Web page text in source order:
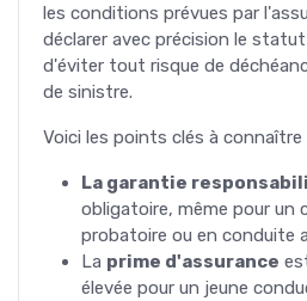
les conditions prévues par
déclarer avec précision le
d'éviter tout risque de
de sinistre.
Voici les points clés à
La garantie
obligatoire, même pour un
probatoire ou en conduite
La prime d'assurance
élevée pour un jeune